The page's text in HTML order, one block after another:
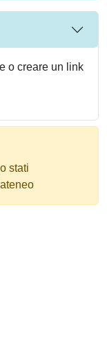
o creare un link
stati